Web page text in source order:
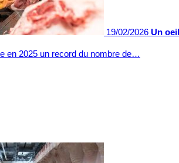
19/02/2026 Un
en 2025 un record du nombre de…